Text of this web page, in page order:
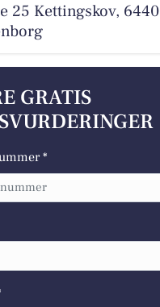
25 Kettingskov, 6440
GRATIS
*